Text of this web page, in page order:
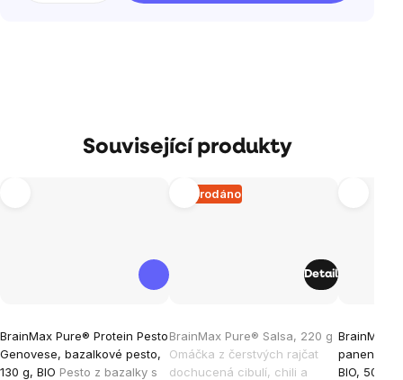
Související produkty
BrainMax Pure® Protein Pesto
Genovese, bazalkové pesto,
130 g, BIO Pesto z bazalky s
Vyprodáno
BrainMax Pure® Salsa, 220 g
Omáčka z čerstvých rajčat
dochucená cibulí, chili a
hodnocení
produktu
Detail
BrainMax
panenský
BIO, 500
produktu